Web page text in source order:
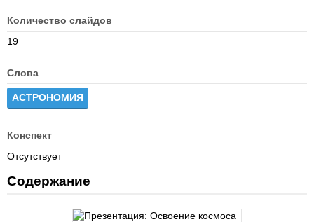
Количество слайдов
19
Слова
АСТРОНОМИЯ
Конспект
Отсутствует
Содержание